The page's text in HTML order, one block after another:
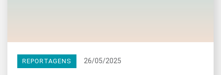
REPORTAGENS 26/05/2025